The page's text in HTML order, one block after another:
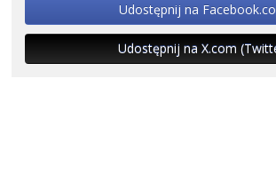
Udostępnij na
Udostępnij na X.com